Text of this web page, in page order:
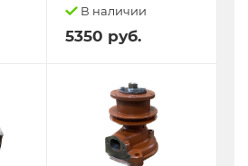
В наличии
5350 руб.